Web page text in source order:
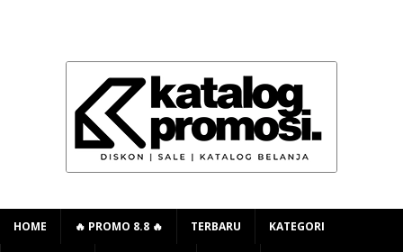
HOME 🔥 PROMO 8.8 🔥 TERBARU KATEGORI